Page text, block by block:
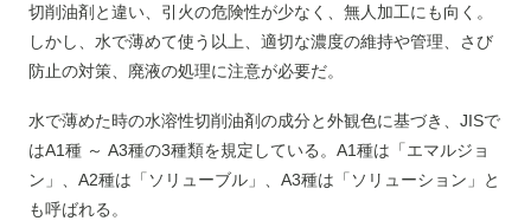
切削油剤と違い、引火の危険性が少なく、無人加工にも向く。
しかし、水で薄めて使う以上、適切な濃度の維持や管理、さび
防止の対策、廃液の処理に注意が必要だ。
水で薄めた時の水溶性切削油剤の成分と外観色に基づき、JISで
はA1種 ～ A3種の3種類を規定している。A1種は「エマルジョ
ン」、A2種は「ソリューブル」、A3種は「ソリューション」と
も呼ばれる。